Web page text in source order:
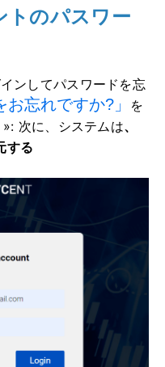
のパスワー
ンしてパスワードを忘
忘れですか?」
を
»: 次に、システムは、
する